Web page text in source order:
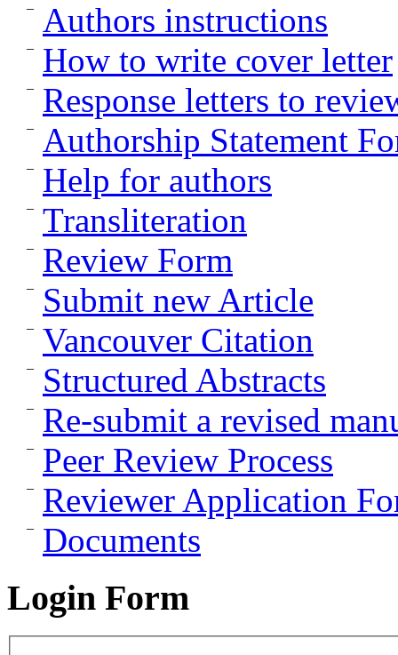
Authors instructions
How to write cover letter
Response letters to
Authorship Statement
Help for authors
Transliteration
Review Form
Submit new Article
Vancouver Citation
Structured Abstracts
Re-submit a revised
Peer Review Process
Reviewer Application
Documents
Login Form